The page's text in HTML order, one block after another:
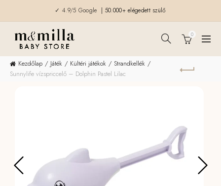
✓ 4.9/5 Google | 50.000+ elégedett szülő
0
Kezdőlap Játék Kültéri játékok
Strandkellék
Sunnylife vízspriccelő – Dolphin Pastel Lilac